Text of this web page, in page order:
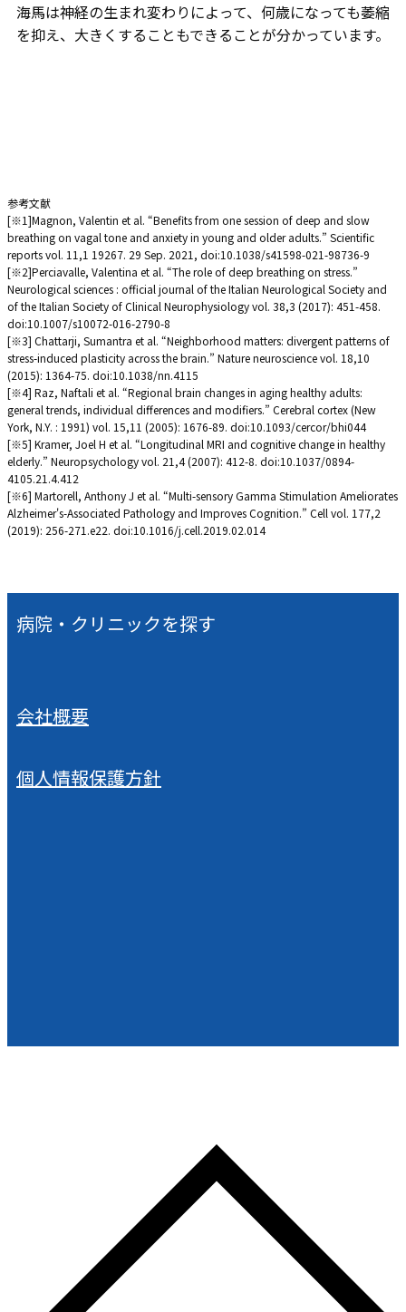
海馬は神経の生まれ変わりによって、何歳になっても萎縮
を抑え、大きくすることもできることが分かっています。
参考文献
[※1]Magnon, Valentin et al. “Benefits from one session of deep and slow
breathing on vagal tone and anxiety in young and older adults.” Scientific
reports vol. 11,1 19267. 29 Sep. 2021, doi:10.1038/s41598-021-98736-9
[※2]Perciavalle, Valentina et al. “The role of deep breathing on stress.”
Neurological sciences : official journal of the Italian Neurological Society and
of the Italian Society of Clinical Neurophysiology vol. 38,3 (2017): 451-458.
doi:10.1007/s10072-016-2790-8
[※3] Chattarji, Sumantra et al. “Neighborhood matters: divergent patterns of
stress-induced plasticity across the brain.” Nature neuroscience vol. 18,10
(2015): 1364-75. doi:10.1038/nn.4115
[※4] Raz, Naftali et al. “Regional brain changes in aging healthy adults:
general trends, individual differences and modifiers.” Cerebral cortex (New
York, N.Y. : 1991) vol. 15,11 (2005): 1676-89. doi:10.1093/cercor/bhi044
[※5] Kramer, Joel H et al. “Longitudinal MRI and cognitive change in healthy
elderly.” Neuropsychology vol. 21,4 (2007): 412-8. doi:10.1037/0894-
4105.21.4.412
[※6] Martorell, Anthony J et al. “Multi-sensory Gamma Stimulation Ameliorates
Alzheimer's-Associated Pathology and Improves Cognition.” Cell vol. 177,2
(2019): 256-271.e22. doi:10.1016/j.cell.2019.02.014
病院・クリニックを探す
会社概要
個人情報保護方針